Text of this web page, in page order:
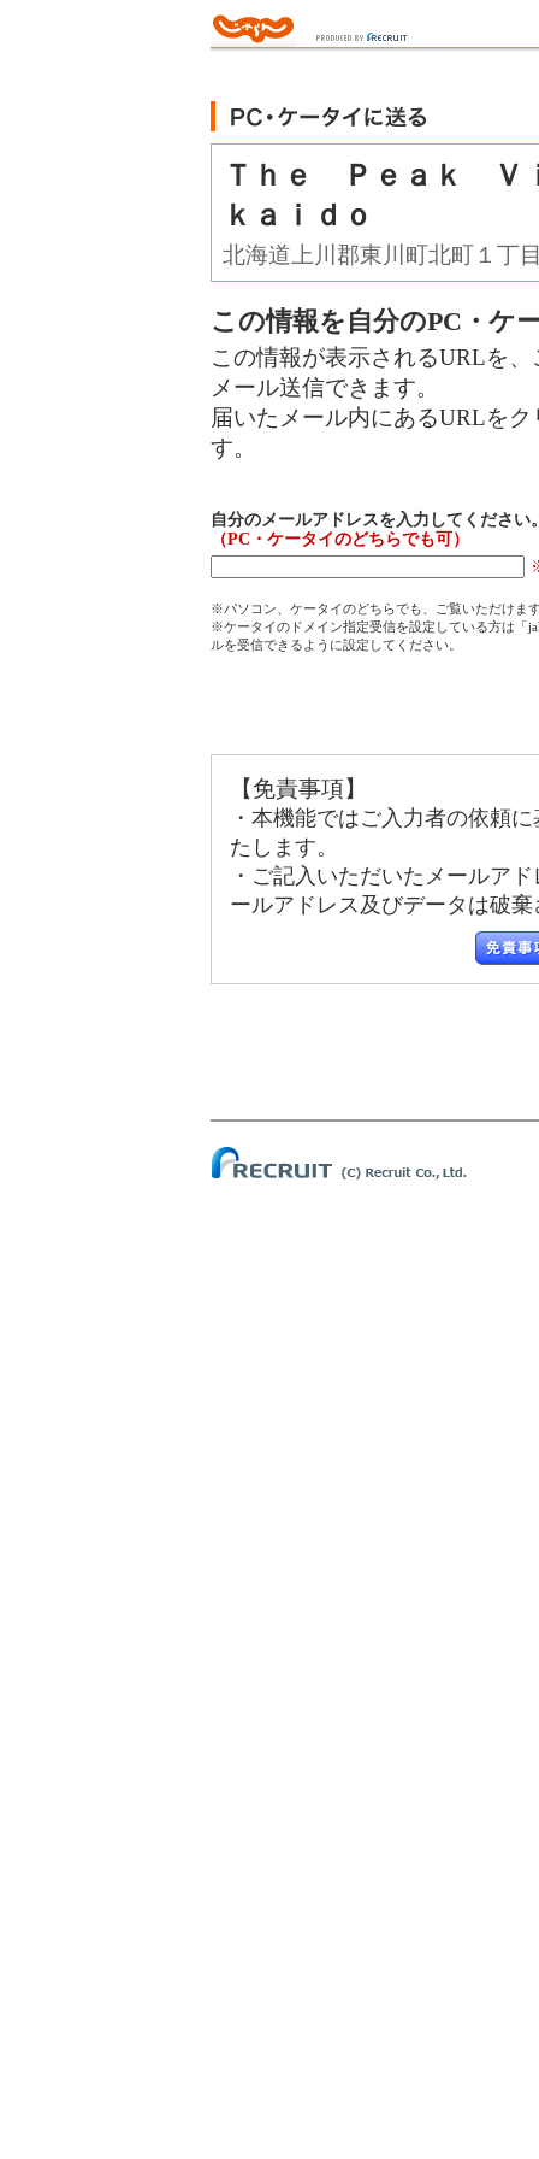
Ｔｈｅ Ｐｅａｋ Ｖ
ｋａｉｄｏ
北海道上川郡東川町北町１丁
この情報を自分のPC・ケ
この情報が表示されるURLを
メール送信できます。
届いたメール内にあるURLを
す。
自分のメールアドレスを入力してください
（PC・ケータイのどちらでも可）
※パソコン、ケータイのどちらでも、ご覧いただけま
※ケータイのドメイン指定受信を設定している方は「
ルを受信できるように設定してください。
【免責事項】
・本機能ではご入力者の依頼
たします。
・ご記入いただいたメールア
ールアドレス及びデータは破